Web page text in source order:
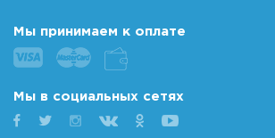
Мы принимаем к оплате
Мы в социальных сетях